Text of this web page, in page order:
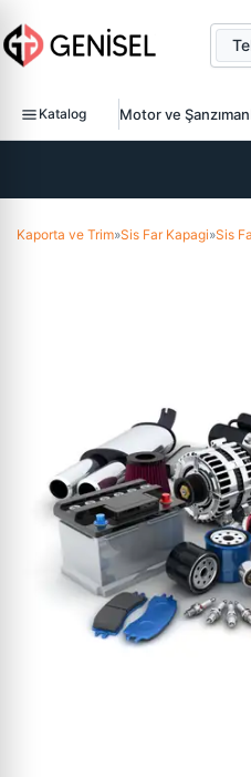
Katalog Motor ve Şanzıman
Kaporta ve Trim»Sis Far Kapagi»Sis